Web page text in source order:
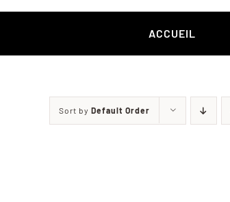
ACCUEIL
Sort by Default Order